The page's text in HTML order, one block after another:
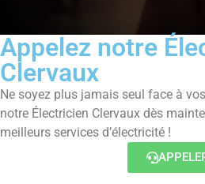
Appelez notre
Clervaux
Ne soyez plus jamais seul face à
notre Électricien Clervaux dès
meilleurs services d’électricité !